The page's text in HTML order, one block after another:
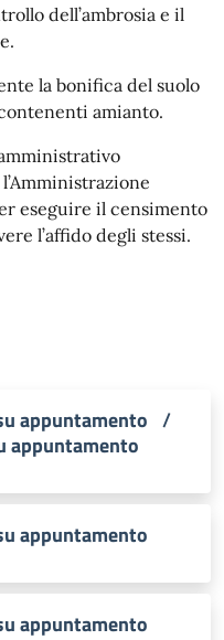
dell’ambrosia e il
la bonifica del suolo
amianto.
eseguire il censimento
l’affido degli stessi.
appuntamento /
appuntamento
appuntamento
appuntamento